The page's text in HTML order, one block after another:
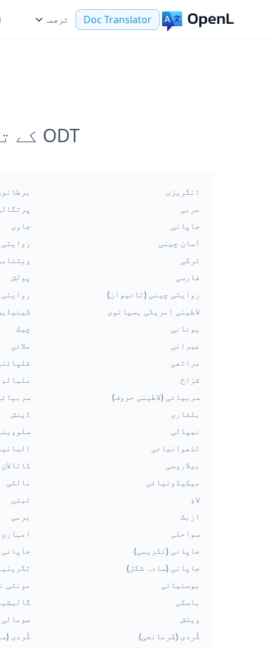
Doc Translator ترجمہ
ODT کے ترجمے کے لیے سب سے زیادہ مقبول زبانیں
انگریزی
عربی
جاپانی
جاوی
آسان چینی
ترکی
فارسی
پولش
روایتی چینی (تائیوان)
لاطینی امریکی ہسپانوی
یونانی
چیک
عبرانی
ملائی
مراٹھی
قزاخ
ملیالم
سربیائی (لاطینی حروف)
بلغاری
ڈینش
نیپالی
لتھوانیائی
بیلاروسی
کاتالان
میکیڈونیائی
مالٹی
لاؤ
تبتی
ازبک
برمی
سواحلی
امہاری
جاپانی (تکریمی)
جاپانی (سادہ شکل)
بوسنیائی
مونٹی
باسکی
ویلش
صومالی
کُردی (کرمانجی)
کُردی